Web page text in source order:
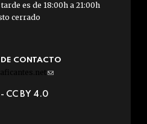
es de 18:00h a 21:00h
cerrado
CONTACTO
(link
e-
CC BY 4.0